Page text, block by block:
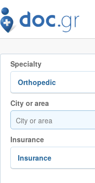
Specialty
City or area
Insurance